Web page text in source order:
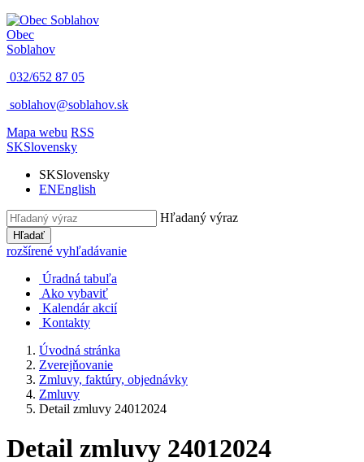
Obec
Soblahov
032/652 87 05
soblahov@soblahov.sk
Mapa webu RSS
SKSlovensky
SKSlovensky
ENEnglish
Hľadaný výraz
Hľadať
rozšírené vyhľadávanie
Úradná tabuľa
Ako vybaviť
Kalendár akcií
Kontakty
Úvodná stránka
Zverejňovanie
Zmluvy, faktúry, objednávky
Zmluvy
Detail zmluvy 24012024
Detail zmluvy 24012024